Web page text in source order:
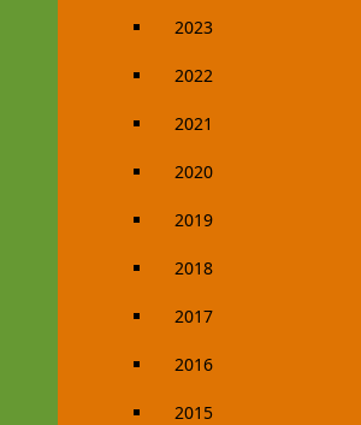
2023
2022
2021
2020
2019
2018
2017
2016
2015